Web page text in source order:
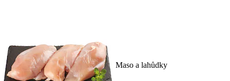
Maso a lahůdky